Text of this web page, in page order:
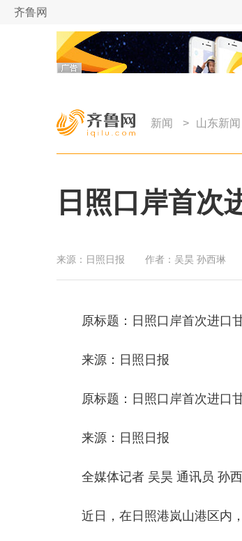
齐鲁网
新闻 > 山东新闻
日照口岸首次
来源： 日照日报 作者： 吴昊 孙西琳
原标题：日照口岸首次进口
来源：日照日报
原标题：日照口岸首次进口
来源：日照日报
全媒体记者 吴昊 通讯员 孙
近日，在日照港岚山港区内